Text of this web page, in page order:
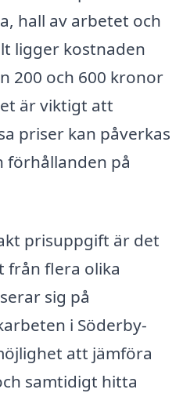
hall av arbetet och
ligger kostnaden
200 och 600 kronor
är viktigt att
priser kan påverkas
förhållanden på
prisuppgift är det
från flera olika
sig på
i Söderby-
att jämföra
samtidigt hitta